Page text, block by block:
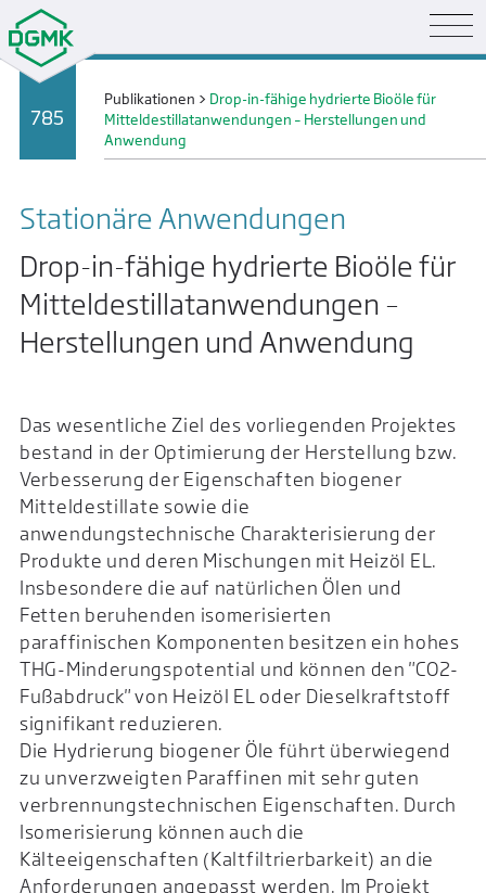
785
Publikationen > Drop-in-fähige hydrierte Bioöle für
Mitteldestillatanwendungen – Herstellungen und
Anwendung
Stationäre Anwendungen
Drop-in-fähige hydrierte Bioöle für
Mitteldestillatanwendungen –
Herstellungen und Anwendung
Das wesentliche Ziel des vorliegenden Projektes
bestand in der Optimierung der Herstellung bzw.
Verbesserung der Eigenschaften biogener
Mitteldestillate sowie die
anwendungstechnische Charakterisierung der
Produkte und deren Mischungen mit Heizöl EL.
Insbesondere die auf natürlichen Ölen und
Fetten beruhenden isomerisierten
paraffinischen Komponenten besitzen ein hohes
THG-Minderungspotential und können den "CO2-
Fußabdruck" von Heizöl EL oder Dieselkraftstoff
signifikant reduzieren.
Die Hydrierung biogener Öle führt überwiegend
zu unverzweigten Paraffinen mit sehr guten
verbrennungstechnischen Eigenschaften. Durch
Isomerisierung können auch die
Kälteeigenschaften (Kaltfiltrierbarkeit) an die
Anforderungen angepasst werden. Im Projekt